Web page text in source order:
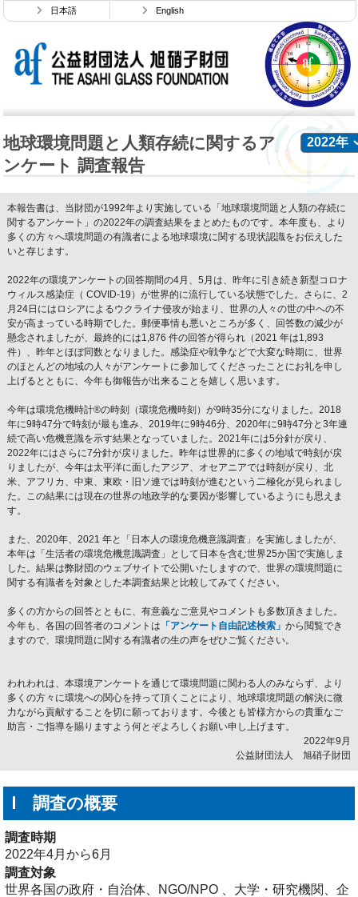
日本語 English
地球環境問題と人類存続に関するア
ンケート 調査報告
本報告書は、当財団が1992年より実施している「地球環境問題と人類の存続に
関するアンケート」の2022年の調査結果をまとめたものです。本年度も、より
多くの方々へ環境問題の有識者による地球環境に関する現状認識をお伝えした
いと存じます。
2022年の環境アンケートの回答期間の4月、5月は、昨年に引き続き新型コロナ
ウィルス感染症（ COVID-19）が世界的に流行している状態でした。さらに、2
月24日にはロシアによるウクライナ侵攻が始まり、世界の人々の世の中への不
安が高まっている時期でした。郵便事情も悪いところが多く、回答数の減少が
懸念されましたが、最終的には1,876 件の回答が得られ（2021 年は1,893
件）、昨年とほぼ同数となりました。感染症や戦争などで大変な時期に、世界
のほとんどの地域の人々がアンケートに参加してくださったことにお礼を申し
上げるとともに、今年も御報告が出来ることを嬉しく思います。
今年は環境危機時計®の時刻（環境危機時刻）が9時35分になりました。2018
年に9時47分で時刻が最も進み、2019年に9時46分、2020年に9時47分と3年連
続で高い危機意識を示す結果となっていました。2021年には5分針が戻り、
2022年にはさらに7分針が戻りました。昨年は世界的に多くの地域で時刻が戻
りましたが、今年は太平洋に面したアジア、オセアニアでは時刻が戻り、北
米、アフリカ、中東、東欧・旧ソ連では時刻が進むという二極化が見られまし
た。この結果には現在の世界の地政学的な要因が影響しているようにも思えま
す。
また、2020年、2021 年と「日本人の環境危機意識調査」を実施しましたが、
本年は「生活者の環境危機意識調査」として日本を含む世界25か国で実施しま
した。結果は弊財団のウェブサイトで公開いたしますので、世界の環境問題に
関する有識者を対象とした本調査結果と比較してみてください。
多くの方からの回答とともに、有意義なご意見やコメントも多数頂きました。
今年も、各国の回答者のコメントは 「アンケート自由記述検索」から閲覧でき
ますので、環境問題に関する有識者の生の声をぜひご覧ください。
われわれは、本環境アンケートを通じて環境問題に関わる人のみならず、より
多くの方々に環境への関心を持って頂くことにより、地球環境問題の解決に微
力ながら貢献することを切に願っております。今後とも皆様方からの貴重なご
助言・ご指導を賜りますよう何とぞよろしくお願い申し上げます。
2022年9月
公益財団法人 旭硝子財団
Ⅰ 調査の概要
調査時期
2022年4月から6月
調査対象
世界各国の政府・自治体、NGO/NPO 、大学・研究機関、企